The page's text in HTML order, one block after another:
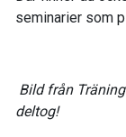
seminarier som
Bild från
deltog!